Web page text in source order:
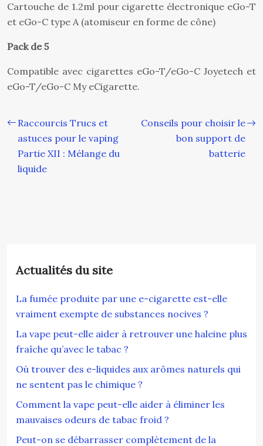
Cartouche de 1.2ml pour cigarette électronique eGo-T
et eGo-C type A (atomiseur en forme de cône)
Pack de 5
Compatible avec cigarettes eGo-T/eGo-C Joyetech et
eGo-T/eGo-C My eCigarette.
Raccourcis Trucs et
astuces pour le vaping
Partie XII : Mélange du
liquide
Conseils pour choisir le
bon support de
batterie
Actualités du site
La fumée produite par une e-cigarette est-elle
vraiment exempte de substances nocives ?
La vape peut-elle aider à retrouver une haleine plus
fraîche qu’avec le tabac ?
Où trouver des e-liquides aux arômes naturels qui
ne sentent pas le chimique ?
Comment la vape peut-elle aider à éliminer les
mauvaises odeurs de tabac froid ?
Peut-on se débarrasser complètement de la